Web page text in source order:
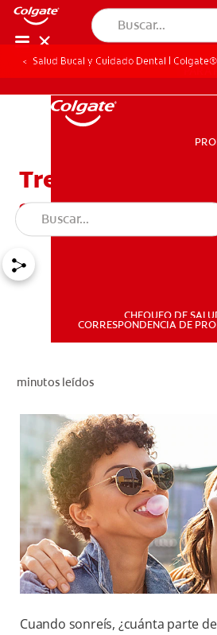
CHEQUEO DE
CORRESPONDENCIA DE
Salud Bucal y Cuidado Dental | Colgate®
Tres
sonrisa gingival
minutos leídos
Cuando sonreís, ¿cuánta parte